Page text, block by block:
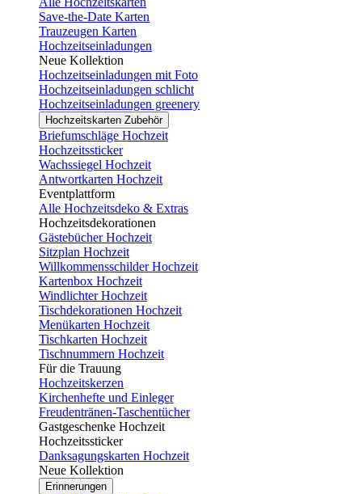
Save-the-Date Karten
Trauzeugen Karten
Hochzeitseinladungen
Neue Kollektion
Hochzeitseinladungen mit Foto
Hochzeitseinladungen schlicht
Hochzeitseinladungen greenery
Hochzeitskarten Zubehör
Briefumschläge Hochzeit
Hochzeitssticker
Wachssiegel Hochzeit
Antwortkarten Hochzeit
Eventplattform
Alle Hochzeitsdeko & Extras
Hochzeitsdekorationen
Gästebücher Hochzeit
Sitzplan Hochzeit
Willkommensschilder Hochzeit
Kartenbox Hochzeit
Windlichter Hochzeit
Tischdekorationen Hochzeit
Menükarten Hochzeit
Tischkarten Hochzeit
Tischnummern Hochzeit
Für die Trauung
Hochzeitskerzen
Kirchenhefte und Einleger
Freudentränen-Taschentücher
Gastgeschenke Hochzeit
Hochzeitssticker
Danksagungskarten Hochzeit
Neue Kollektion
Erinnerungen